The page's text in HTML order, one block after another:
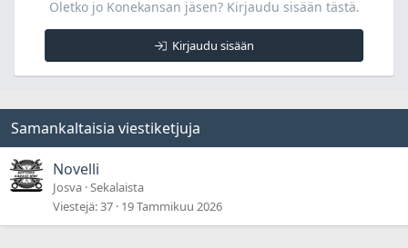
Oletko jo Konekansan jäsen? Kirjaudu sisään tästä.
Kirjaudu sisään
Samankaltaisia viestiketjuja
Novelli
Josva Sekalaista
Viestejä 37 19 Tammikuu 2026